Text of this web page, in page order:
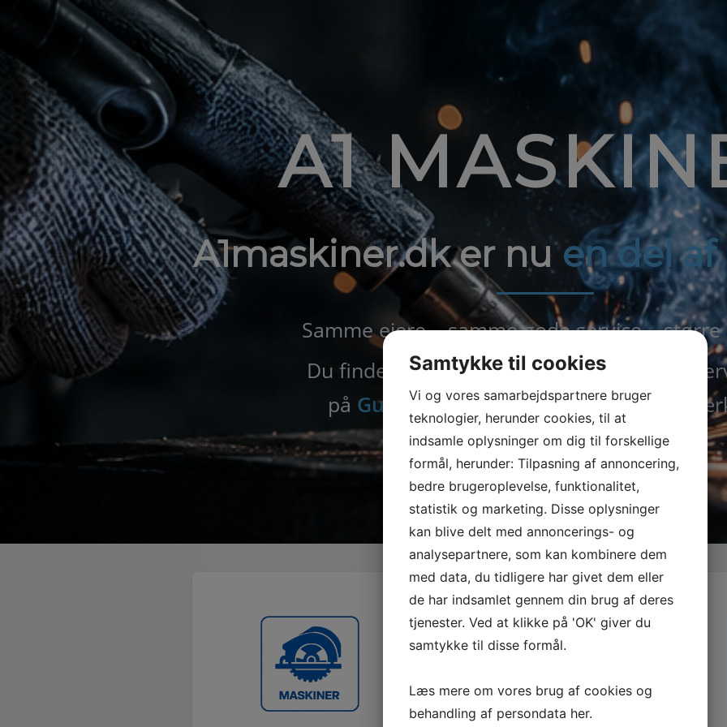
A1
A1maskiner.dk er nuen del
Samme ejere – samme gode service – større
Du finder nu alle maskiner, tilbehør og
på Guede.dk– din specialist i
Samtykke til cookies
Vi og vores samarbejdspartnere bruger
teknologier, herunder cookies, til at
indsamle oplysninger om dig til forskellige
formål, herunder: Tilpasning af annoncering,
bedre brugeroplevelse, funktionalitet,
statistik og marketing. Disse oplysninger
kan blive delt med annoncerings- og
analysepartnere, som kan kombinere dem
med data, du tidligere har givet dem eller
de har indsamlet gennem din brug af deres
tjenester. Ved at klikke på 'OK' giver du
samtykke til disse formål.
Læs mere om vores brug af cookies og
behandling af persondata her.